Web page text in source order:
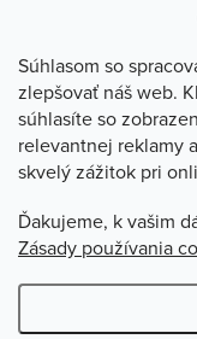
Súhlasom so
zlepšovať náš web.
súhlasíte so
relevantnej reklamy
skvelý zážitok pri
Ďakujeme, k vašim
Zásady používania
O Stevula
Poradňa